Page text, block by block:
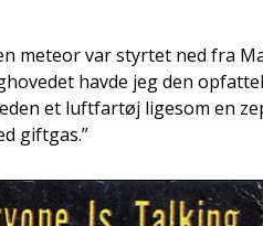
meteor var styr­tet ned fra
hav­de jeg den
et luft­far­tøj lige­som en
gift­gas.”